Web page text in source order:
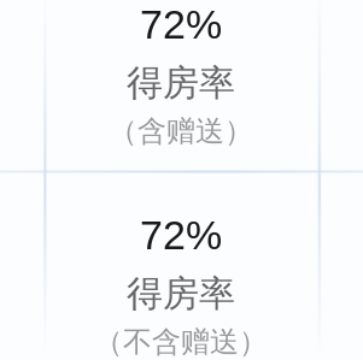
72%
得房率
（含赠送）
72%
得房率
（不含赠送）